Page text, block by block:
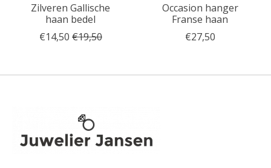
Zilveren Gallische
haan bedel
€14,50 €19,50
Occasion hanger
Franse haan
€27,50